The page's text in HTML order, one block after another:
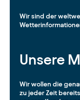
Wir sind der
Unsere
Wir wollen die
zu jeder Zeit